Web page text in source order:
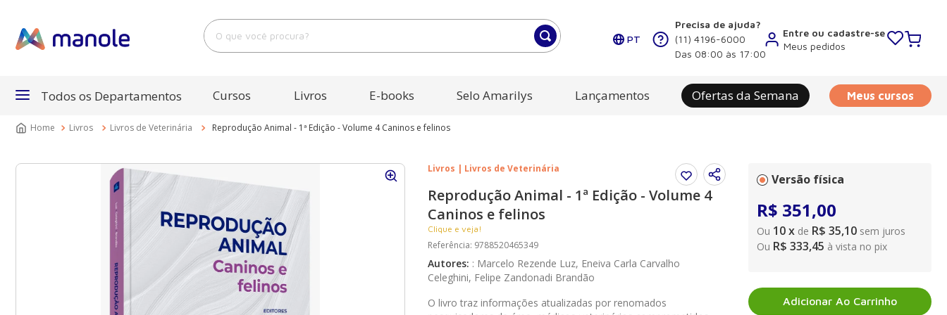
O que você procura?
PT
Precisa de ajuda?
(11) 4196-6000
Das 08:00 às 17:00
Entre ou cadastre-se
Meus pedidos
Todos os Departamentos Cursos Livros E-books Selo Amarilys Lançamentos Ofertas da Semana Meus cursos
Livros Livros de Veterinária Reprodução Animal - 1ª Edição - Volume 4 Caninos e felinos
Livros | Livros de Veterinária
Reprodução Animal - 1ª Edição - Volume 4
Caninos e felinos
Clique e veja!
Referência: 9788520465349
Autores: : Marcelo Rezende Luz, Eneiva Carla Carvalho
Celeghini, Felipe Zandonadi Brandão
O livro traz informações atualizadas por renomados
Versão física
R$ 351,00
Ou 10x de R$ 35,10 sem juros
Ou R$ 333,45 à vista no pix
Adicionar Ao Carrinho